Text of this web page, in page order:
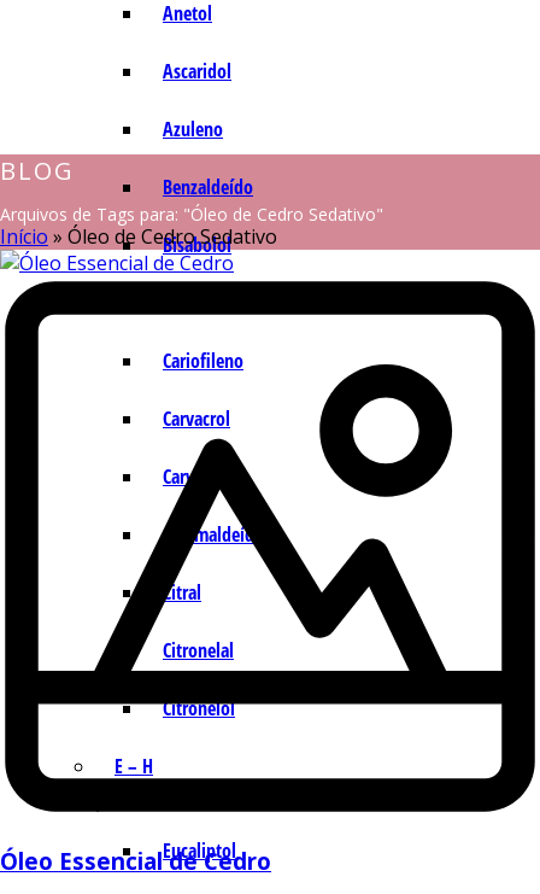
Anetol
Ascaridol
Azuleno
Benzaldeído
Bisabolol
Cariofileno
Carvacrol
Carvona
Cinamaldeído
Citral
Citronelal
Citronelol
E – H
Eucaliptol
BLOG
Arquivos de Tags para: "Óleo de Cedro Sedativo"
Início » Óleo de Cedro Sedativo
Óleo Essencial de Cedro